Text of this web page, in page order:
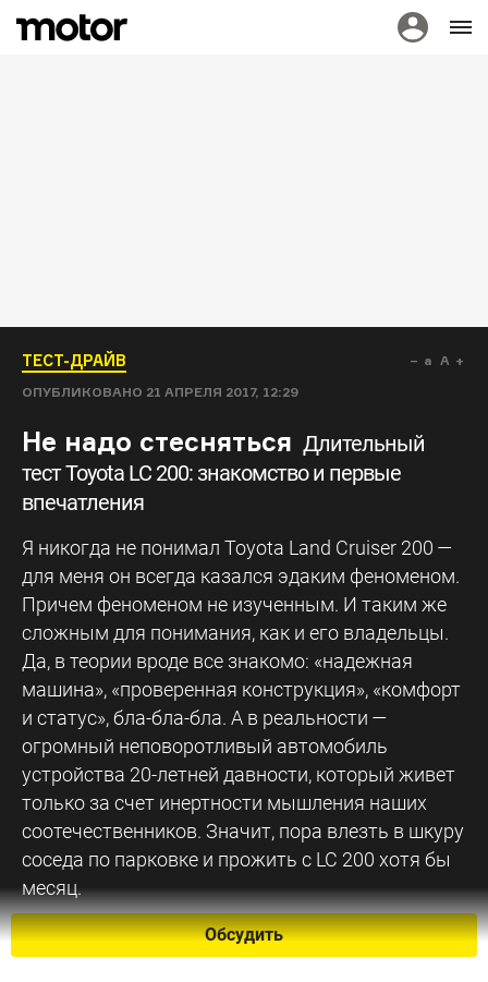
ТЕСТ-ДРАЙВ
ОПУБЛИКОВАНО 21 АПРЕЛЯ 2017, 12:29
a A
Не надо стесняться Длительный
тест Toyota LC 200: знакомство и первые
впечатления
Я никогда не понимал Toyota Land Cruiser 200 —
для меня он всегда казался эдаким феноменом.
Причем феноменом не изученным. И таким же
сложным для понимания, как и его владельцы.
Да, в теории вроде все знакомо: «надежная
машина», «проверенная конструкция», «комфорт
и статус», бла-бла-бла. А в реальности —
огромный неповоротливый автомобиль
устройства 20-летней давности, который живет
только за счет инертности мышления наших
соотечественников. Значит, пора влезть в шкуру
соседа по парковке и прожить с LC 200 хотя бы
месяц.
Обсудить